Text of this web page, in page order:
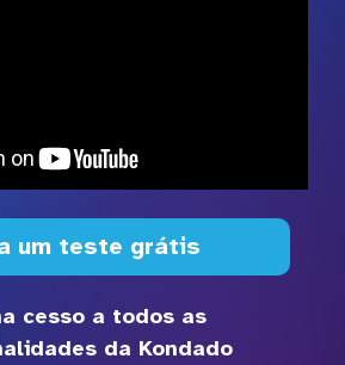
um teste grátis
cesso a todos as
da Kondado